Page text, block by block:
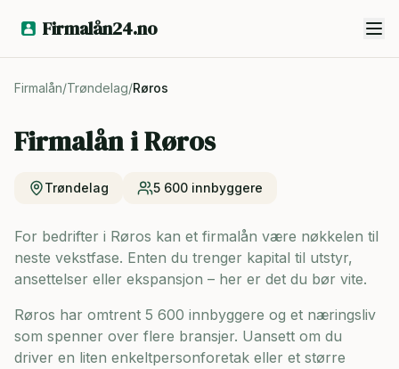
Firmalån24.no
Firmalån/Trøndelag/Røros
Firmalån iRøros
Trøndelag 5 600 innbyggere
For bedrifter i Røros kan et firmalån være nøkkelen til
neste vekstfase. Enten du trenger kapital til utstyr,
ansettelser eller ekspansjon – her er det du bør vite.
Røros har omtrent 5 600 innbyggere og et næringsliv
som spenner over flere bransjer. Uansett om du
driver en liten enkeltpersonforetak eller et større